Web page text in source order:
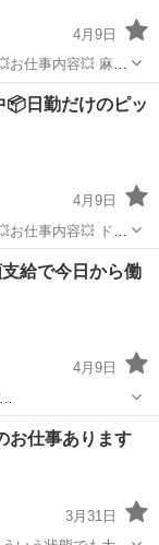
4月9日
潰れやキズの確認 丁寧に教えて...
日勤だけのピッ
4月9日
願いします！ コ
とめにされたもの
給で今日から働
4月9日
い...
お仕事あります
3月31日